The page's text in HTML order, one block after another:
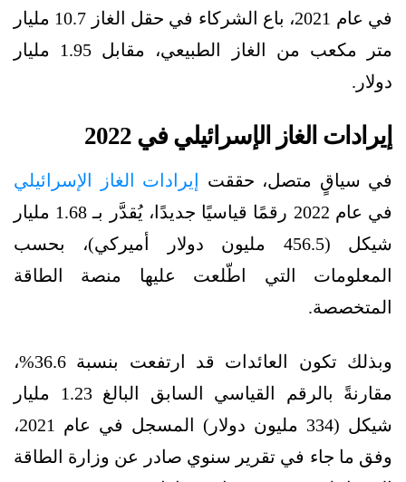
في عام 2021، باع الشركاء في حقل الغاز 10.7 مليار
متر مكعب من الغاز الطبيعي، مقابل 1.95 مليار
دولار.
إيرادات الغاز الإسرائيلي في 2022
في سياقٍ متصل، حققت إيرادات الغاز الإسرائيلي
في عام 2022 رقمًا قياسيًا جديدًا، يُقدَّر بـ 1.68 مليار
شيكل (456.5 مليون دولار أميركي)، بحسب
المعلومات التي اطّلعت عليها منصة الطاقة
المتخصصة.
وبذلك تكون العائدات قد ارتفعت بنسبة 36.6%،
مقارنةً بالرقم القياسي السابق البالغ 1.23 مليار
شيكل (334 مليون دولار) المسجل في عام 2021،
وفق ما جاء في تقرير سنوي صادر عن وزارة الطاقة